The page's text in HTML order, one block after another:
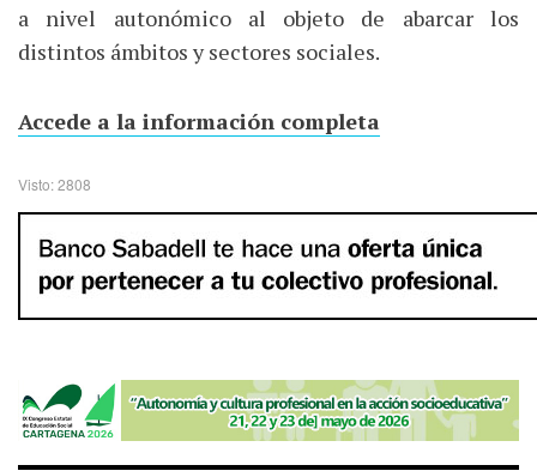
a nivel autonómico al objeto de abarcar los
distintos ámbitos y sectores sociales.
Accede a la información completa
Visto: 2808